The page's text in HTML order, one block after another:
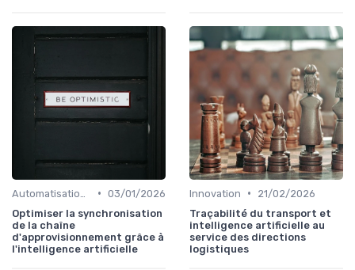
• 03/01/2026
Optimiser la synchronisation
de la chaîne
d'approvisionnement grâce à
l'intelligence artificielle
Innovation •
21/02/2026
Traçabilité du transport et
intelligence artificielle au
service des directions
logistiques